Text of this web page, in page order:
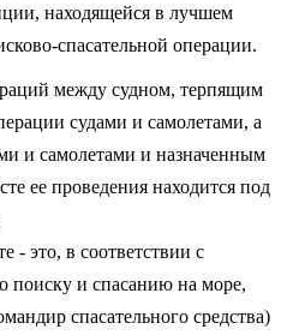
находящейся в лучшем
спасательной операции.
между судном, терпящим
судами и самолетами, а
и самолетами и назначенным
ее проведения находится под
- это, в соответствии с
поиску и спасанию на море,
спасательного средства)